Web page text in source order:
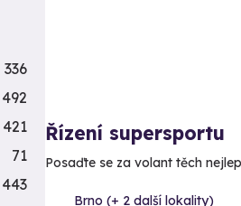
Řízení supersportu
Posaďte se za volant těch
Brno (+ 2 další lokality)
336
492
421
71
443